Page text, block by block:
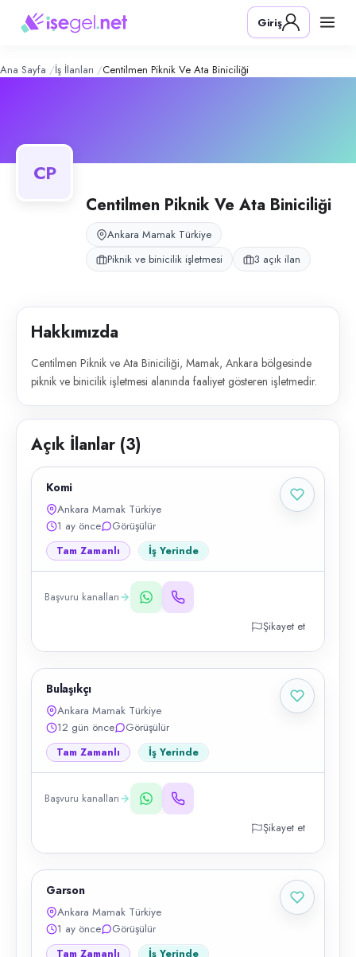
Piknik ve Ata Biniciliği –
Konum:
Centilmen Piknik ve Ata Biniciliği, Mamak, Ankara bölgesinde piknik
Bulaşıkçı
Giriş
Ana Sayfa İş İlanları Centilmen Piknik Ve Ata Biniciliği
CP
Centilmen Piknik Ve Ata Biniciliği
Ankara Mamak Türkiye
Piknik ve binicilik işletmesi
3 açık ilan
Hakkımızda
Centilmen Piknik ve Ata Biniciliği, Mamak, Ankara bölgesinde
piknik ve binicilik işletmesi alanında faaliyet gösteren işletmedir.
Açık İlanlar (3)
Komi
Ankara Mamak Türkiye
1 ay önce
Görüşülür
Tam Zamanlı İş Yerinde
Başvuru kanalları
Şikayet et
Bulaşıkçı
Ankara Mamak Türkiye
12 gün önce
Görüşülür
Tam Zamanlı İş Yerinde
Başvuru kanalları
Şikayet et
Garson
Ankara Mamak Türkiye
1 ay önce
Görüşülür
Tam Zamanlı İş Yerinde